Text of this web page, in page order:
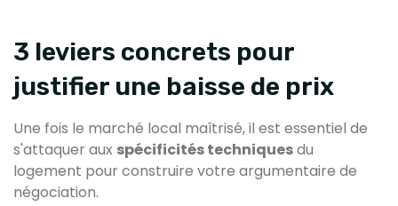
3 leviers concrets pour
justifier une baisse de prix
Une fois le marché local maîtrisé, il est essentiel de
s'attaquer aux spécificités techniquesdu
logement pour construire votre argumentaire de
négociation.